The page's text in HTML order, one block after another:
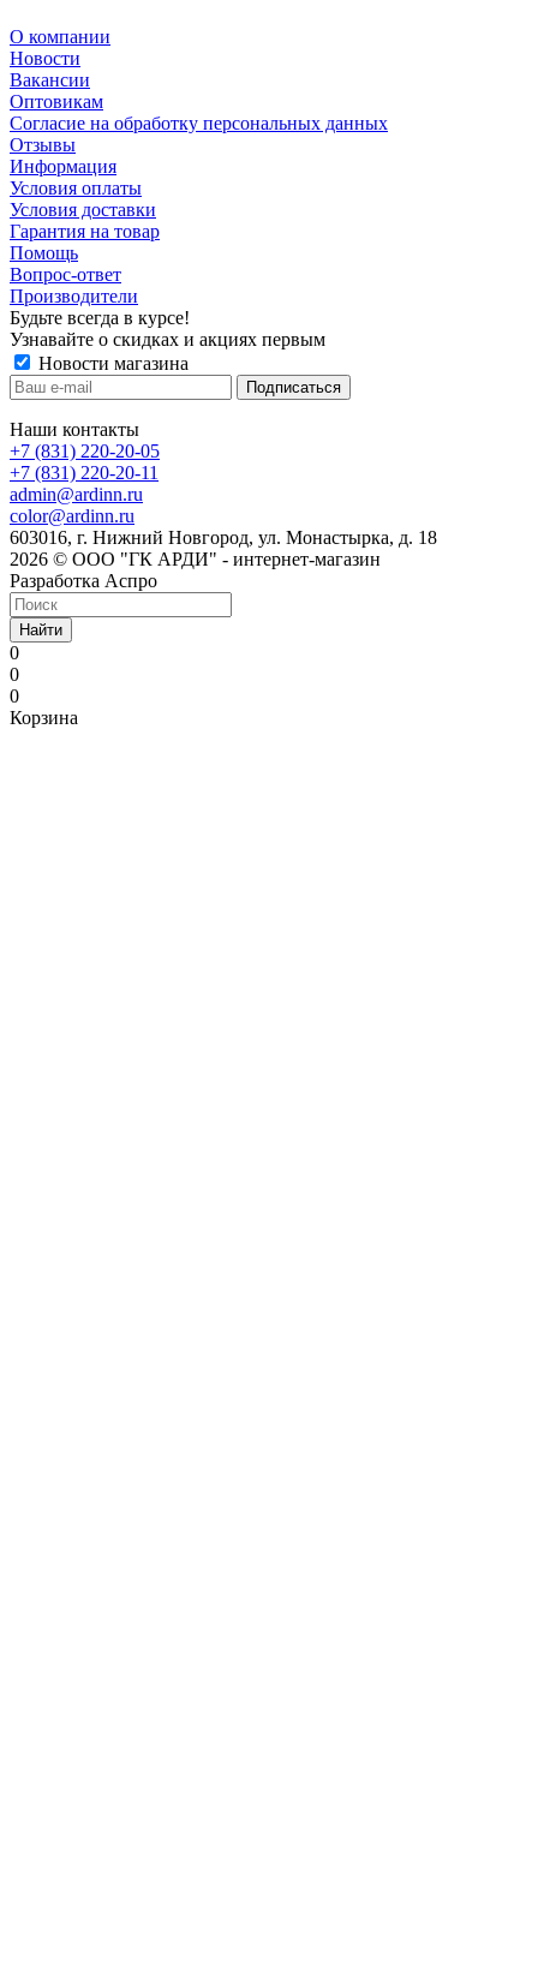
О компании
Новости
Вакансии
Оптовикам
Cогласие на обработку персональных данных
Отзывы
Информация
Условия оплаты
Условия доставки
Гарантия на товар
Помощь
Вопрос-ответ
Производители
Будьте всегда в курсе!
Узнавайте о скидках и акциях первым
Новости магазина
Наши контакты
+7 (831) 220-20-05
+7 (831) 220-20-11
admin@ardinn.ru
color@ardinn.ru
603016, г. Нижний Новгород, ул. Монастырка, д. 18
2026 © ООО "ГК АРДИ" - интернет-магазин
Разработка Аспро
Найти
0
0
0
Корзина